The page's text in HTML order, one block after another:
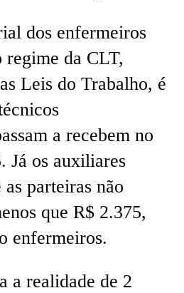
dos enfermeiros
regime da CLT,
Leis do Trabalho, é
a recebem no
Já os auxiliares
as parteiras não
nos que R$ 2.375,
enfermeiros.
a realidade de 2